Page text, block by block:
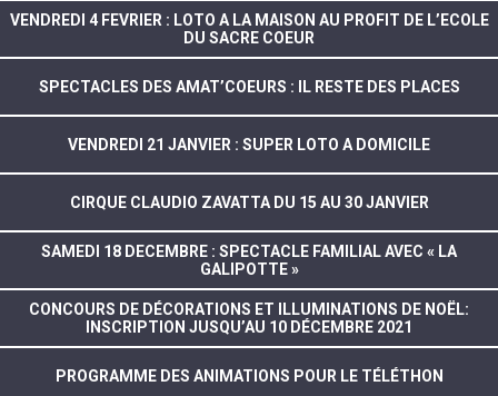
VENDREDI 4 FEVRIER : LOTO A LA MAISON AU PROFIT DE L’ECOLE
DU SACRE COEUR
SPECTACLES DES AMAT’COEURS : IL RESTE DES PLACES
VENDREDI 21 JANVIER : SUPER LOTO A DOMICILE
CIRQUE CLAUDIO ZAVATTA DU 15 AU 30 JANVIER
SAMEDI 18 DECEMBRE : SPECTACLE FAMILIAL AVEC « LA
GALIPOTTE »
CONCOURS DE DÉCORATIONS ET ILLUMINATIONS DE NOËL:
INSCRIPTION JUSQU’AU 10 DÉCEMBRE 2021
PROGRAMME DES ANIMATIONS POUR LE TÉLÉTHON